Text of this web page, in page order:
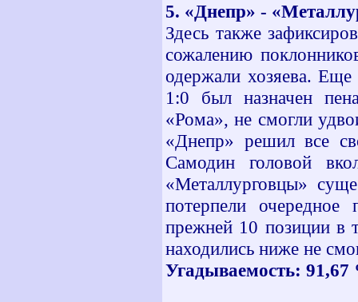
5. «Днепр» -
Здесь также
сожалению
одержали хозяева.
1:0 был назначен
«Рома», не смогли
«Днепр» решил все
Самодин головой
«Металлурговцы»
потерпели
прежней 10 позиции в
находились ниже не
Угадываемость: 91,67